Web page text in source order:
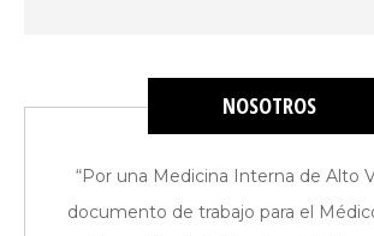
NOSOTROS
“Por una Medicina Interna de Alto
documento de trabajo para el